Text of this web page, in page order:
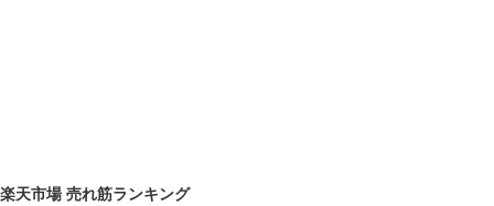
楽天市場 売れ筋ランキング